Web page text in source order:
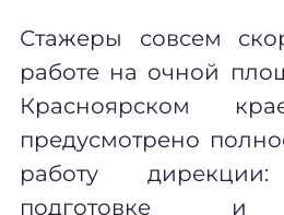
Стажеры совсем
работе на очной
Красноярском
предусмотрено
работу
подготовке и